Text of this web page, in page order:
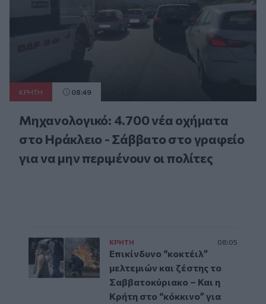
ΚΡΗΤΗ 08:49
Μηχανολογικό: 4.700 νέα οχήματα
στο Ηράκλειο - Σάββατο στο γραφείο
για να μην περιμένουν οι πολίτες
ΚΡΗΤΗ 08:05
Επικίνδυνο “κοκτέιλ”
μελτεμιών και ζέστης το
Σαββατοκύριακο – Και η
Κρήτη στο “κόκκινο” για